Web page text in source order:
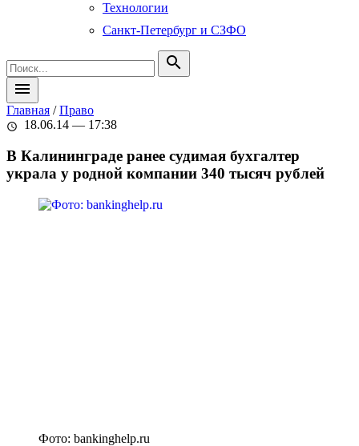
Технологии
Санкт-Петербург и СЗФО
search
menu
Главная /Право
schedule 18.06.14 — 17:38
В Калининграде ранее судимая бухгалтер
украла у родной компании 340 тысяч рублей
Фото: bankinghelp.ru